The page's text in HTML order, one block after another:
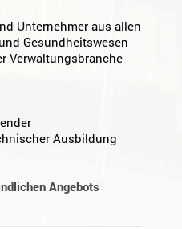
Unternehmer aus allen
Gesundheitswesen
Verwaltungsbranche
Ausbildung
Angebots